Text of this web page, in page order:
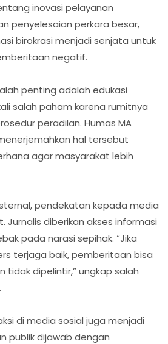
inovasi pelayanan
penyelesaian perkara besar,
birokrasi menjadi senjata untuk
negatif.
penting adalah edukasi
salah paham karena rumitnya
peradilan. Humas MA
hal tersebut
agar masyarakat lebih
pendekatan kepada media
Jurnalis diberikan akses informasi
pada narasi sepihak. “Jika
terjaga baik, pemberitaan bisa
tidak dipelintir,” ungkap salah
di media sosial juga menjadi
publik dijawab dengan